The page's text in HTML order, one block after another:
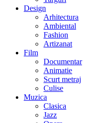
Design
Arhitectura
Ambiental
Fashion
Artizanat
Film
Documentar
Animatie
Scurt metraj
Culise
Muzica
Clasica
Jazz